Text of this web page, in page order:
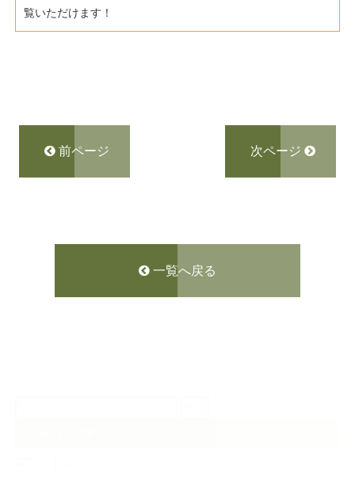
覧いただけます！
前ページ 次ページ
一覧へ戻る